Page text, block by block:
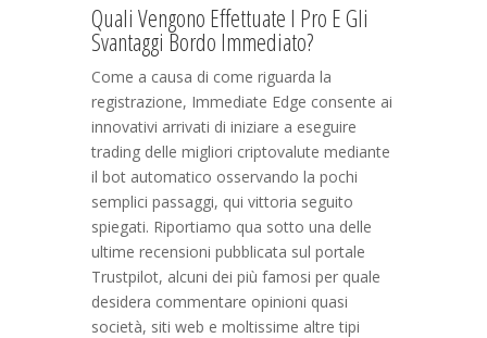
Quali Vengono Effettuate I Pro E Gli
Svantaggi Bordo Immediato?
Come a causa di come riguarda la
registrazione, Immediate Edge consente ai
innovativi arrivati di iniziare a eseguire
trading delle migliori criptovalute mediante
il bot automatico osservando la pochi
semplici passaggi, qui vittoria seguito
spiegati. Riportiamo qua sotto una delle
ultime recensioni pubblicata sul portale
Trustpilot, alcuni dei più famosi per quale
desidera commentare opinioni quasi
società, siti web e moltissime altre tipi